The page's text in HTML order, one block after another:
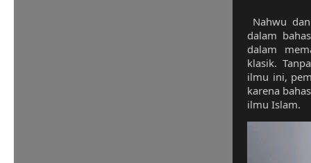
Nahwu
dalam
dalam
klasik.
ilmu ini,
karena
ilmu Islam.